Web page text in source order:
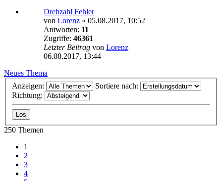
Drehzahl Fehler
von Lorenz » 05.08.2017, 10:52
Antworten: 11
Zugriffe: 46361
Letzter Beitrag von Lorenz
06.08.2017, 13:44
Neues Thema
Anzeigen:
Sortiere nach:
Richtung:
250 Themen
1
2
3
4